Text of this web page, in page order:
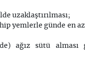
uzaklaştırılması;
yemlerle günde en
ağız sütü alması